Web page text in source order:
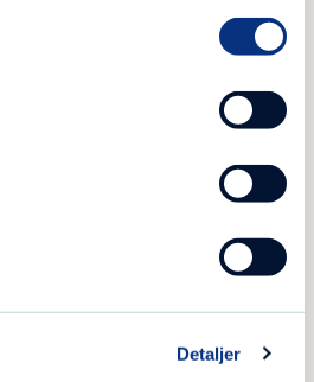
Detaljer
vet hvilke kamper du